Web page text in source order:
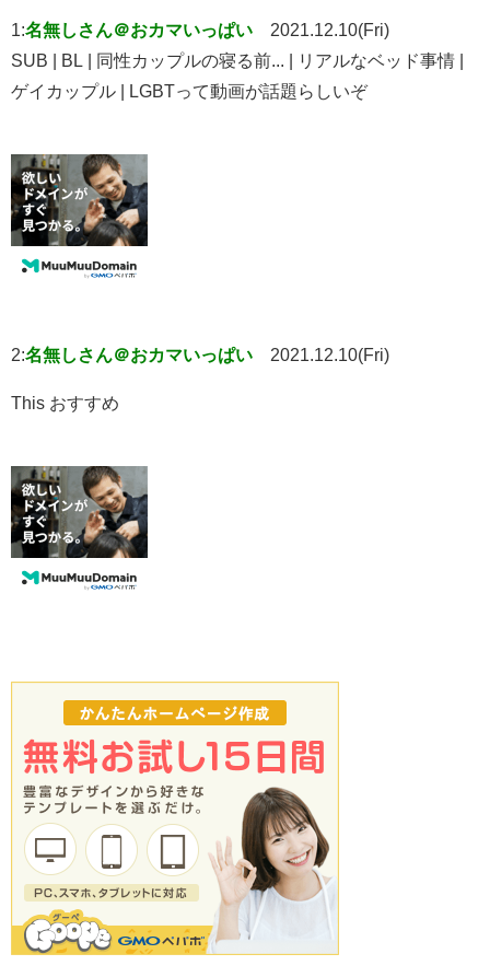
1:名無しさん＠おカマいっぱい
2021.12.10(Fri)
SUB | BL | 同性カップルの寝る前... | リアルなベッド事情 |
ゲイカップル | LGBTって動画が話題らしいぞ
2:名無しさん＠おカマいっぱい 2021.12.10(Fri)
This おすすめ